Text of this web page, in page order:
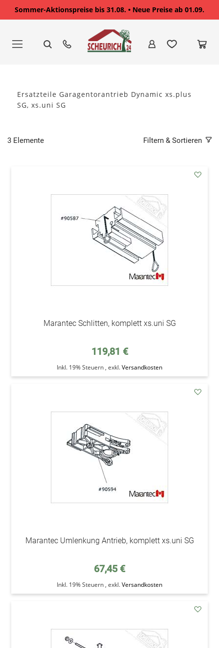
Sommer-Aktionspreise bis 31.08. • Neue Preise ab 01.09.
springen
Ersatzteile Garagentorantrieb Dynamic xs.plus
SG, xs.uni SG
3 Elemente Filtern & Sortieren
Marantec Schlitten, komplett xs.uni SG
119,81 €
Inkl. 19% Steuern , exkl.Versandkosten
Marantec Umlenkung Antrieb, komplett xs.uni SG
67,45 €
Inkl. 19% Steuern , exkl.Versandkosten